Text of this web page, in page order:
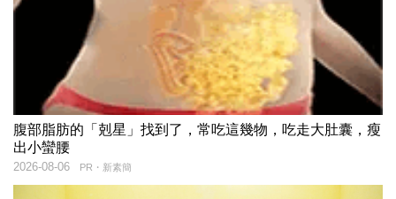
腹部脂肪的「剋星」找到了，常吃這幾物，吃走大肚囊，瘦
出小蠻腰
PR・新素簡
2026-08-06